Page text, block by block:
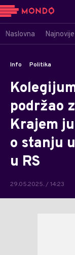
Naslovna Najnovije
Info Politika
podržao
Krajem
o stanju
u RS
29.05.2025. / 14:23